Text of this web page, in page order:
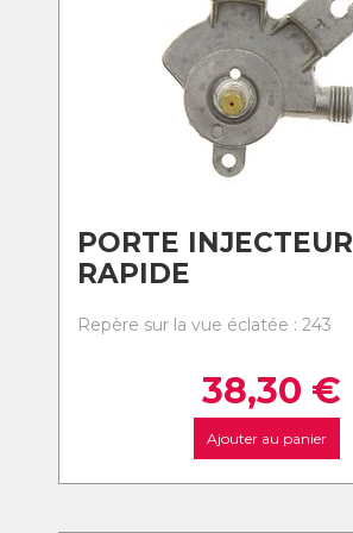
PORTE INJECTEUR
RAPIDE
Repère sur la vue éclatée : 243
38,30 €
Ajouter au panier